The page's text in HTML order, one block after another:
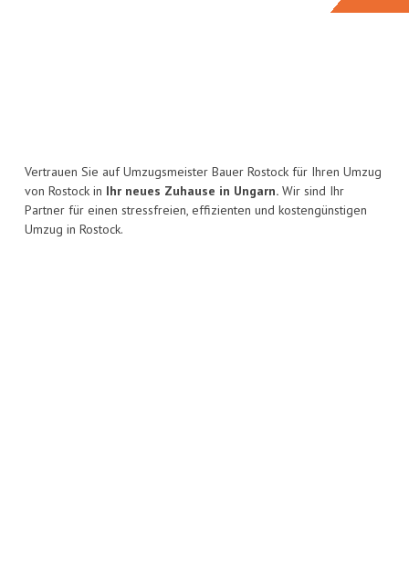
Vertrauen Sie auf Umzugsmeister Bauer Rostock für Ihren Umzug
von Rostock in Ihr neues Zuhause in Ungarn. Wir sind Ihr
Partner für einen stressfreien, effizienten und kostengünstigen
Umzug in Rostock.